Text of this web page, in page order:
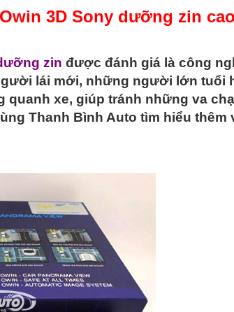
3
số
3D Sony dưỡng zin
zin được đánh giá là công
lái mới, những người lớn tuổi
quanh xe, giúp tránh những va
Thanh Bình Auto tìm hiểu thêm